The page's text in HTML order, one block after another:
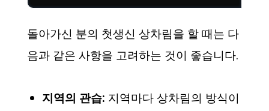
돌아가신 분의 첫생신 상차림을 할 때는 다
음과 같은 사항을 고려하는 것이 좋습니다.
지역의 관습: 지역마다 상차림의 방식이